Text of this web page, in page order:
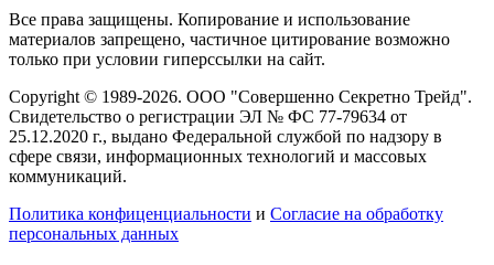
Все права защищены. Копирование и использование
материалов запрещено, частичное цитирование возможно
только при условии гиперссылки на сайт.
Copyright © 1989-2026. ООО "Совершенно Секретно Трейд".
Свидетельство о регистрации ЭЛ № ФС 77-79634 от
25.12.2020 г., выдано Федеральной службой по надзору в
сфере связи, информационных технологий и массовых
коммуникаций.
Политика конфиценциальности и Согласие на обработку
персональных данных